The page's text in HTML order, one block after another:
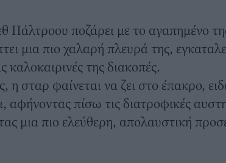
Πάλτροου ποζάρει με το αγαπημένο
μια πιο χαλαρή πλευρά της,
καλοκαιρινές της διακοπές.
η σταρ φαίνεται να ζει στο έπακρο,
αφήνοντας πίσω τις διατροφικές
μια πιο ελεύθερη, απολαυστική